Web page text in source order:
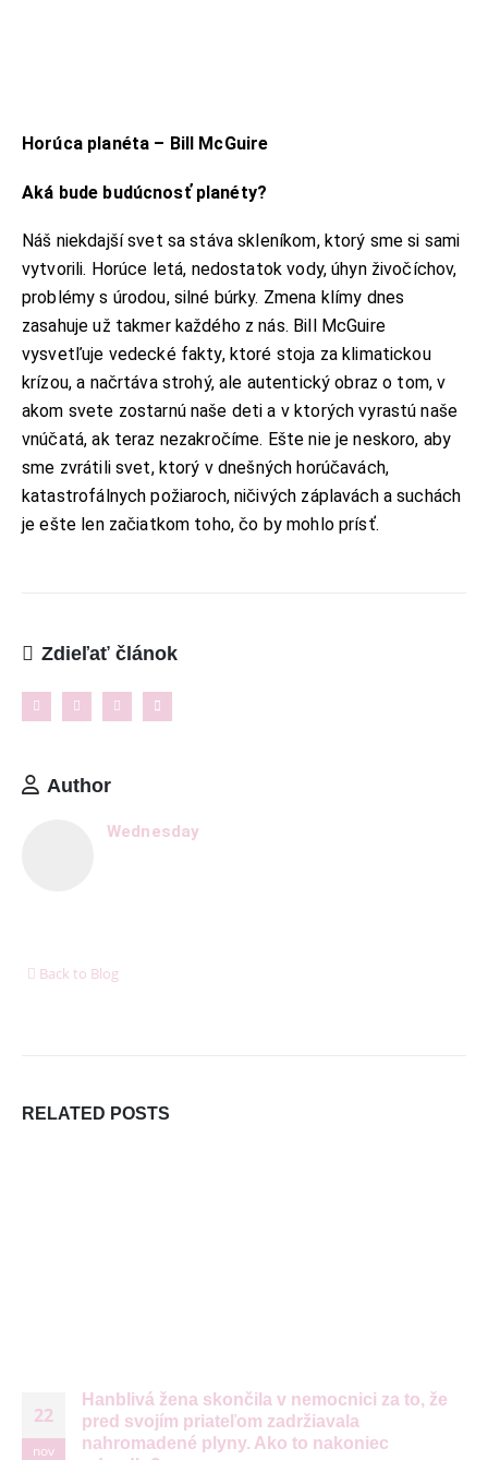
Horúca planéta – Bill McGuire
Aká bude budúcnosť planéty?
Náš niekdajší svet sa stáva skleníkom, ktorý sme si sami
vytvorili. Horúce letá, nedostatok vody, úhyn živočíchov,
problémy s úrodou, silné búrky. Zmena klímy dnes
zasahuje už takmer každého z nás. Bill McGuire
vysvetľuje vedecké fakty, ktoré stoja za klimatickou
krízou, a načrtáva strohý, ale autentický obraz o tom, v
akom svete zostarnú naše deti a v ktorých vyrastú naše
vnúčatá, ak teraz nezakročíme. Ešte nie je neskoro, aby
sme zvrátili svet, ktorý v dnešných horúčavách,
katastrofálnych požiaroch, ničivých záplavách a suchách
je ešte len začiatkom toho, čo by mohlo prísť.
Zdieľať článok
Author
Wednesday
Back to Blog
RELATED POSTS
22
nov
Hanblivá žena skončila v nemocnici za to, že
pred svojím priateľom zadržiavala
nahromadené plyny. Ako to nakoniec
Jantárová 30, Košice
+421 901 762 147
EMAIL:
ahoj@lalala.sk
SME DOSTUPNÍ:
Pon - Pia/ 9:00 - 15:00
INFORMAČNÉ MENU
O Lalala
Kontakt
NAJNOVŠIE ČLÁNKY
proporcionalita a štýl v teplých dňoch
6. januára 2026